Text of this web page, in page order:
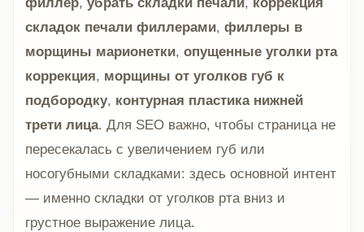
складок печали филлерами, филлеры в
морщины марионетки, опущенные уголки рта
коррекция, морщины от уголков губ к
подбородку, контурная пластика нижней
трети лица. Для SEO важно, чтобы страница не
пересекалась с увеличением губ или
носогубными складками: здесь основной интент
— именно складки от уголков рта вниз и
грустное выражение лица.